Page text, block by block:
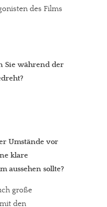
des Films
Sie während der
Umstände vor
klare
aussehen sollte?
große
den